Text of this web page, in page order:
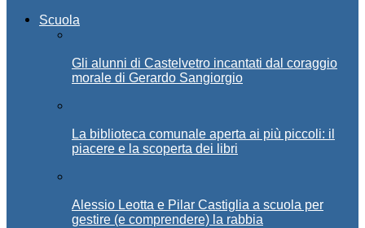
Scuola
Gli alunni di Castelvetro incantati dal coraggio
morale di Gerardo Sangiorgio
La biblioteca comunale aperta ai più piccoli: il
piacere e la scoperta dei libri
Alessio Leotta e Pilar Castiglia a scuola per
gestire (e comprendere) la rabbia